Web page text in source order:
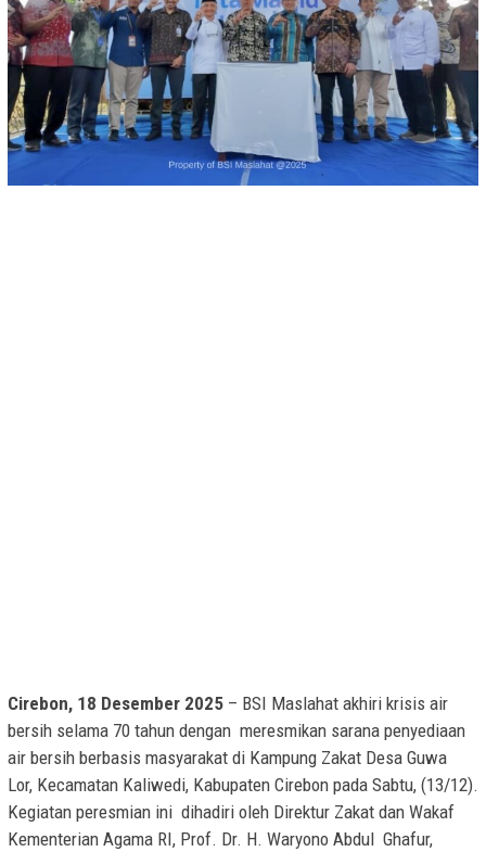
Cirebon, 18 Desember 2025 – BSI Maslahat akhiri krisis air
bersih selama 70 tahun dengan meresmikan sarana penyediaan
air bersih berbasis masyarakat di Kampung Zakat Desa Guwa
Lor, Kecamatan Kaliwedi, Kabupaten Cirebon pada Sabtu, (13/12).
Kegiatan peresmian ini dihadiri oleh Direktur Zakat dan Wakaf
Kementerian Agama RI, Prof. Dr. H. Waryono Abdul Ghafur,